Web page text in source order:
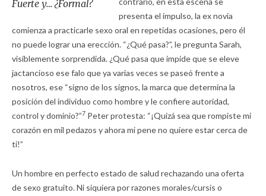
Fuerte y… ¿Formal?
presenta el impulso, la ex novia
comienza a practicarle sexo oral en repetidas ocasiones, pero él
no puede lograr una erección. “¿Qué pasa?”, le pregunta Sarah,
visiblemente sorprendida. ¿Qué pasa que impide que se eleve
jactancioso ese falo que ya varias veces se paseó frente a
nosotros, ese “signo de los signos, la marca que determina la
posición del individuo como hombre y le confiere autoridad,
control y dominio?”7 Peter protesta: “¡Quizá sea que rompiste mi
corazón en mil pedazos y ahora mi pene no quiere estar cerca de
ti!”
Un hombre en perfecto estado de salud rechazando una oferta
de sexo gratuito. Ni siquiera por razones morales/cursis o